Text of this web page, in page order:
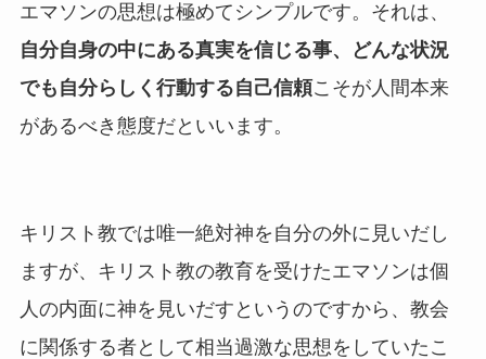
エマソンの思想は極めてシンプルです。それは、
自分自身の中にある真実を信じる事、どんな状況
でも自分らしく行動する自己信頼こそが人間本来
があるべき態度だといいます。
キリスト教では唯一絶対神を自分の外に見いだし
ますが、キリスト教の教育を受けたエマソンは個
人の内面に神を見いだすというのですから、教会
に関係する者として相当過激な思想をしていたこ